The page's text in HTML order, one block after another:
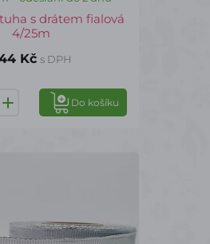
s drátem fialová
4/25m
Kč s DPH
Do košíku